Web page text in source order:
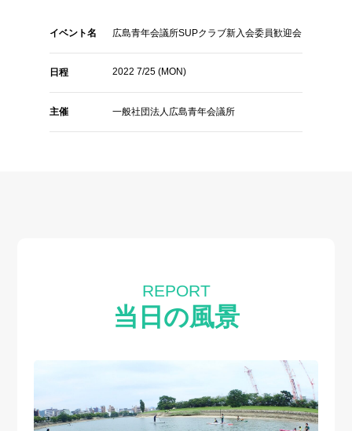
イベント名 広島青年会議所SUPクラブ新入会委員歓迎会
日程 2022 7/25 (MON)
主催 一般社団法人広島青年会議所
REPORT
当日の風景